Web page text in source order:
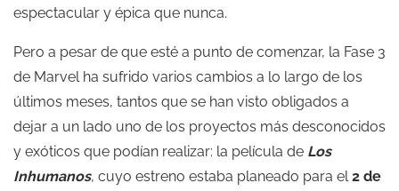
espectacular y épica que nunca.
Pero a pesar de que esté a punto de comenzar, la Fase 3
de Marvel ha sufrido varios cambios a lo largo de los
últimos meses, tantos que se han visto obligados a
dejar a un lado uno de los proyectos más desconocidos
y exóticos que podían realizar: la película de Los
Inhumanos, cuyo estreno estaba planeado para el2 de